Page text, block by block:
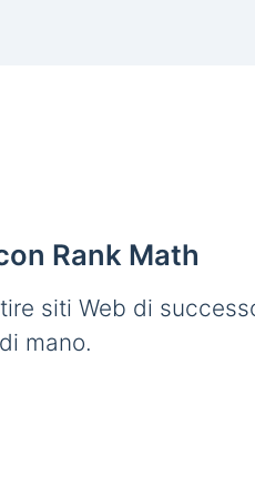
Rank Math
siti Web di
mano.